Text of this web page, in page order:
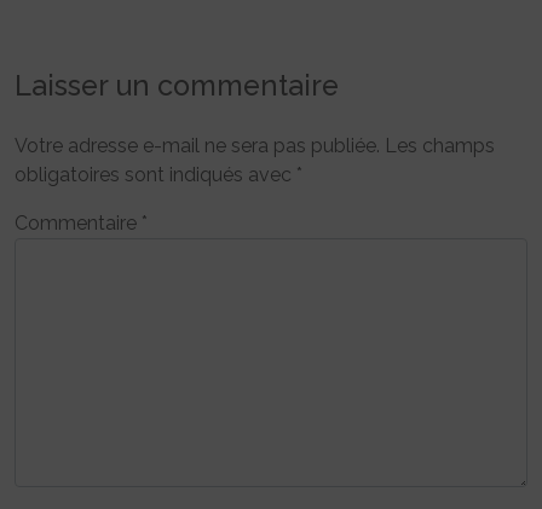
Laisser un commentaire
Votre adresse e-mail ne sera pas publiée. Les champs
obligatoires sont indiqués avec *
Commentaire *